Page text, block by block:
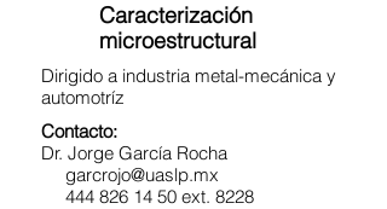
Caracterización
microestructural
Dirigido a industria metal-mecánica y
automotríz
Contacto:
Dr. Jorge García Rocha
garcrojo@uaslp.mx
444 826 14 50 ext. 8228